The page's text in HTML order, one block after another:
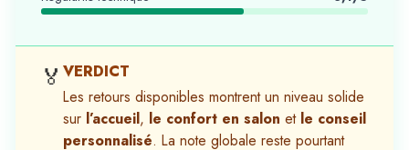
🏅 VERDICT
Les retours disponibles montrent un niveau solide
sur l’accueil, le confort en salon et le conseil
personnalisé. La note globale reste pourtant